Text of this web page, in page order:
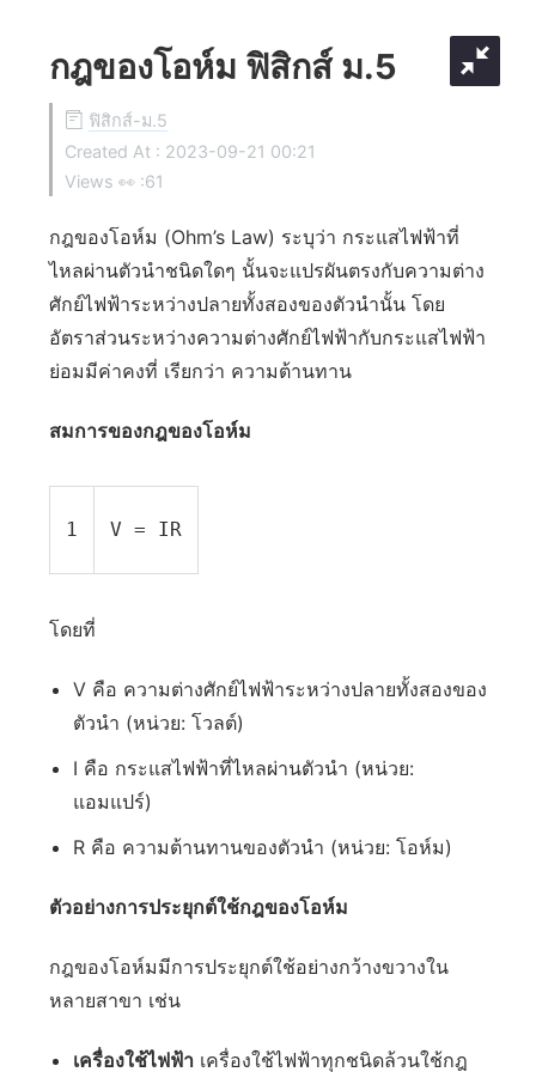
กฎของโอห์ม ฟิสิกส์ ม.5
ฟิสิกส์-ม.5
Created At : 2023-09-21 00:21
Views 👀 :61
กฎของโอห์ม (Ohm’s Law) ระบุว่า กระแสไฟฟ้าที่
ไหลผ่านตัวนำชนิดใดๆ นั้นจะแปรผันตรงกับความต่าง
ศักย์ไฟฟ้าระหว่างปลายทั้งสองของตัวนำนั้น โดย
อัตราส่วนระหว่างความต่างศักย์ไฟฟ้ากับกระแสไฟฟ้า
ย่อมมีค่าคงที่ เรียกว่า ความต้านทาน
สมการของกฎของโอห์ม
1 V = IR
โดยที่
V คือ ความต่างศักย์ไฟฟ้าระหว่างปลายทั้งสองของ
ตัวนำ (หน่วย: โวลต์)
I คือ กระแสไฟฟ้าที่ไหลผ่านตัวนำ (หน่วย:
แอมแปร์)
R คือ ความต้านทานของตัวนำ (หน่วย: โอห์ม)
ตัวอย่างการประยุกต์ใช้กฎของโอห์ม
กฎของโอห์มมีการประยุกต์ใช้อย่างกว้างขวางใน
หลายสาขา เช่น
เครื่องใช้ไฟฟ้า เครื่องใช้ไฟฟ้าทุกชนิดล้วนใช้กฎ